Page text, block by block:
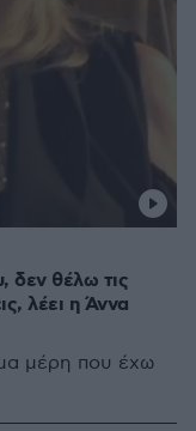
δεν θέλω τις
λέει η Άννα
μέρη που έχω